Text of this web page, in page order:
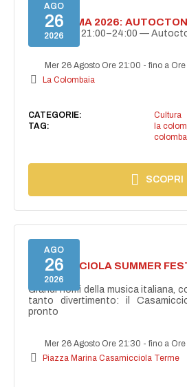
AGO
26
2026
BELLISSIMA 2026:
26 agosto | 21:00–24:00 —
Mer 26 Agosto Ore 21:00 -fino a
La Colombaia
CATEGORIE:
Cultura
TAG:
la
SCOPRI
AGO
26
2026
CASAMICCIOLA SUMMER
BELLINI
Grandi nomi della musica italiana,
tanto divertimento: il
pronto
Mer 26 Agosto Ore 21:30 -fino a
Piazza Marina Casamicciola Terme